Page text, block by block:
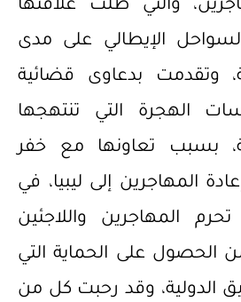
والتي ظلت علاقتها
الإيطالي على مدى
وتقدمت بدعاوى قضائية
الهجرة التي تنتهجها
بسبب تعاونها مع خفر
المهاجرين إلى ليبيا، في
المهاجرين واللاجئين
الحصول على الحماية التي
الدولية، وقد رحبت كل من